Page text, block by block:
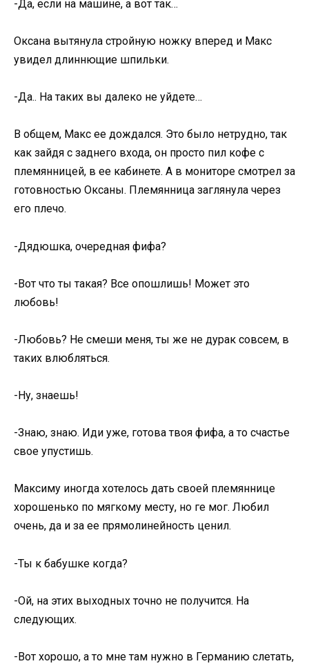
-Да, если на машине, а вот так…
Оксана вытянула стройную ножку вперед и Макс
увидел длиннющие шпильки.
-Да.. На таких вы далеко не уйдете…
В общем, Макс ее дождался. Это было нетрудно, так
как зайдя с заднего входа, он просто пил кофе с
племянницей, в ее кабинете. А в мониторе смотрел за
готовностью Оксаны. Племянница заглянула через
его плечо.
-Дядюшка, очередная фифа?
-Вот что ты такая? Все опошлишь! Может это
любовь!
-Любовь? Не смеши меня, ты же не дурак совсем, в
таких влюбляться.
-Ну, знаешь!
-Знаю, знаю. Иди уже, готова твоя фифа, а то счастье
свое упустишь.
Максиму иногда хотелось дать своей племяннице
хорошенько по мягкому месту, но ге мог. Любил
очень, да и за ее прямолинейность ценил.
-Ты к бабушке когда?
-Ой, на этих выходных точно не получится. На
следующих.
-Вот хорошо, а то мне там нужно в Германию слетать,